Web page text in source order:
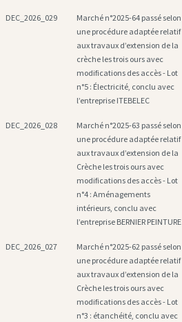
DEC_2026_029
Marché n°2025-64 passé selon
une procédure adaptée relatif
aux travaux d’extension de la
crèche les trois ours avec
modifications des accès - Lot
n°5 : Électricité, conclu avec
l’entreprise ITEBELEC
DEC_2026_028
Marché n°2025-63 passé selon
une procédure adaptée relatif
aux travaux d’extension de la
Crèche les trois ours avec
modifications des accès - Lot
n°4 : Aménagements
intérieurs, conclu avec
l’entreprise BERNIER PEINTURE
DEC_2026_027
Marché n°2025-62 passé selon
une procédure adaptée relatif
aux travaux d’extension de la
Crèche les trois ours avec
modifications des accès - Lot
n°3 : étanchéité, conclu avec